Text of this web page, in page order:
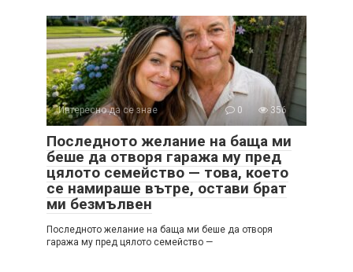
Интересно да се знае 0 356
Последното желание на баща ми
беше да отворя гаража му пред
цялото семейство — това, което
се намираше вътре, остави брат
ми безмълвен
Последното желание на баща ми беше да отворя
гаража му пред цялото семейство —